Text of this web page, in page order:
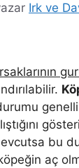
Irk ve
bu
aç